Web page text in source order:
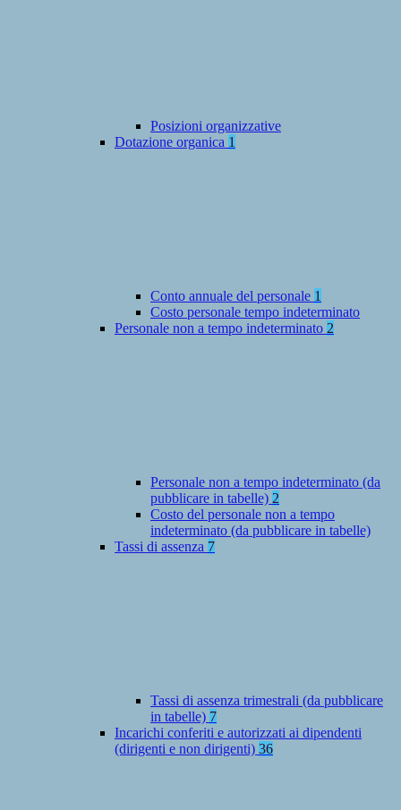
Posizioni organizzative
Dotazione organica 1
Conto annuale del personale 1
Costo personale tempo indeterminato
Personale non a tempo indeterminato 2
Personale non a tempo indeterminato (da
pubblicare in tabelle) 2
Costo del personale non a tempo
indeterminato (da pubblicare in tabelle)
Tassi di assenza 7
Tassi di assenza trimestrali (da pubblicare
in tabelle) 7
Incarichi conferiti e autorizzati ai dipendenti
(dirigenti e non dirigenti) 36